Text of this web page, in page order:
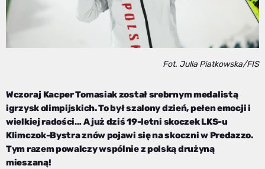
Fot. Julia Piatkowska/FIS
Wczoraj Kacper Tomasiak został srebrnym medalistą
igrzysk olimpijskich. To był szalony dzień, pełen emocji i
wielkiej radości… A już dziś 19-letni skoczek LKS-u
Klimczok-Bystra znów pojawi się na skoczni w Predazzo.
Tym razem powalczy wspólnie z polską drużyną
mieszaną!